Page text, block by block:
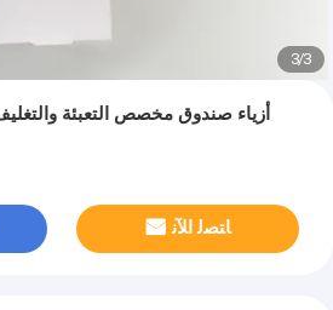
1/3
أزياء صندوق مخصص التعبئة
ﺎﺘﺼﻟ ﺍﻶﻧ